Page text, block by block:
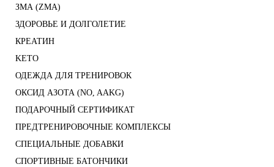
ЗМА (ZMA)
ЗДОРОВЬЕ И ДОЛГОЛЕТИЕ
КРЕАТИН
KETO
ОДЕЖДА ДЛЯ ТРЕНИРОВОК
ОКСИД АЗОТА (NO, AAKG)
ПОДАРОЧНЫЙ СЕРТИФИКАТ
ПРЕДТРЕНИРОВОЧНЫЕ КОМПЛЕКСЫ
СПЕЦИАЛЬНЫЕ ДОБАВКИ
СПОРТИВНЫЕ БАТОНЧИКИ